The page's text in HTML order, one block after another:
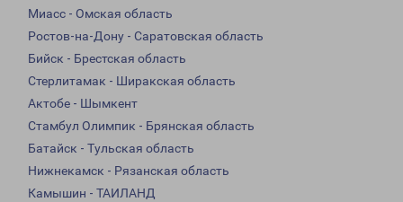
Миасс - Омская область
Ростов-на-Дону - Саратовская область
Бийск - Брестская область
Стерлитамак - Ширакская область
Актобе - Шымкент
Стамбул Олимпик - Брянская область
Батайск - Тульская область
Нижнекамск - Рязанская область
Камышин - ТАИЛАНД